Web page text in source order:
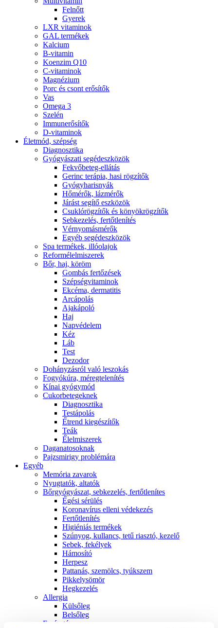
Felnőtt
Gyerek
LXR vitaminok
GAL termékek
Kalcium
B-vitamin
Koenzim Q10
C-vitaminok
Magnézium
Porc és csont erősítők
Vas
Omega 3
Szelén
Immunerősítők
D-vitaminok
Életmód, szépség
Diagnosztika
Gyógyászati segédeszközök
Fekvőbeteg-ellátás
Gerinc terápia, hasi rögzítők
Gyógyharisnyák
Hőmérők, lázmérők
Járást segítő eszközök
Csuklórögzítők és könyökrögzítők
Sebkezelés, fertőtlenítés
Vérnyomásmérők
Egyéb segédeszközök
Spa termékek, illóolajok
Reformélelmiszerek
Bőr, haj, köröm
Gombás fertőzések
Szépségvitaminok
Ekcéma, dermatitis
Arcápolás
Ajakápoló
Haj
Napvédelem
Kéz
Láb
Test
Dezodor
Dohányzásról való leszokás
Fogyókúra, méregtelenítés
Kínai gyógymód
Cukorbetegeknek
Diagnosztika
Testápolás
É́trend kiegészítők
Teák
É́lelmiszerek
Daganatosoknak
Pajzsmirigy problémára
Egyéb
Memória zavarok
Nyugtatók, altatók
Bőrgyógyászat, sebkezelés, fertőtlenítes
É́gési sérülés
Koronavírus elleni védekezés
Fertőtlenítés
Higiéniás termékek
Szúnyog, kullancs, tetű riasztó, kezelő
Sebek, fekélyek
Hámosító
Herpesz
Pattanás, szemölcs, tyúkszem
Pikkelysömör
Hegkezelés
Allergia
Külsőleg
Belsőleg
Emésztés